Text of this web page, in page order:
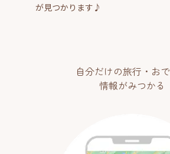
が見つかります♪
自分だけの旅行・お
情報がみつかる